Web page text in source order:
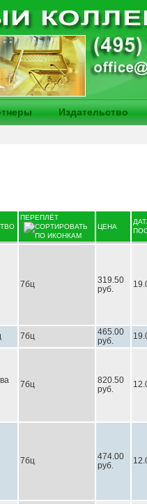
Издательство
ПЕРЕПЛЁТ
ЦЕНА
7бц
319.50
руб.
7бц
465.00
руб.
7бц
820.50
руб.
7бц
474.00
руб.